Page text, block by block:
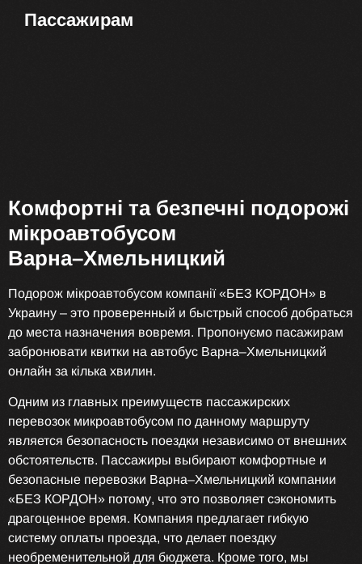
Пассажирам
Комфортні та безпечні подорожі
мікроавтобусом
Варна–Хмельницкий
Подорож мікроавтобусом компанії «БЕЗ КОРДОН» в
Украину – это проверенный и быстрый способ добраться
до места назначения вовремя. Пропонуємо пасажирам
забронювати квитки на автобус Варна–Хмельницкий
онлайн за кілька хвилин.
Одним из главных преимуществ пассажирских
перевозок микроавтобусом по данному маршруту
является безопасность поездки независимо от внешних
обстоятельств. Пассажиры выбирают комфортные и
безопасные перевозки Варна–Хмельницкий компании
«БЕЗ КОРДОН» потому, что это позволяет сэкономить
драгоценное время. Компания предлагает гибкую
систему оплаты проезда, что делает поездку
необременительной для бюджета. Кроме того, мы